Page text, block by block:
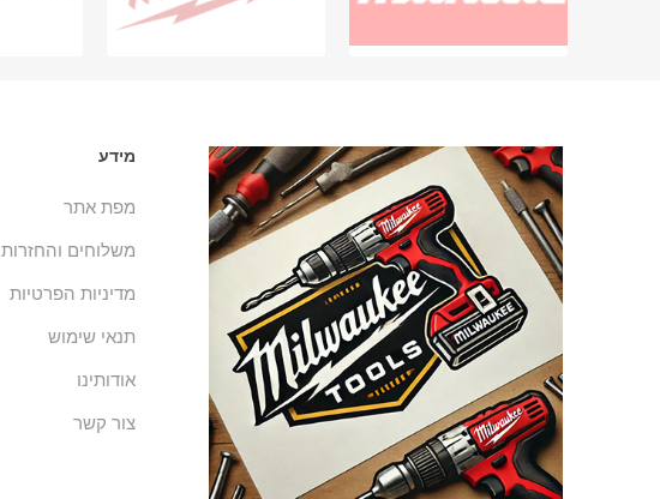
מידע
מפת אתר
משלוחים והחזרות
מדיניות הפרטיות
תנאי שימוש
אודותינו
צור קשר